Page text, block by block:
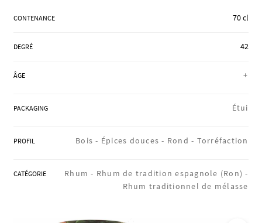
BOUTIQUE LOIRET
CONTENANCE 70 cl
DEGRÉ 42
ÂGE +
PACKAGING Étui
PROFIL Bois - Épices douces - Rond - Torréfaction
CATÉGORIE Rhum - Rhum de tradition espagnole (Ron) -
Rhum traditionnel de mélasse